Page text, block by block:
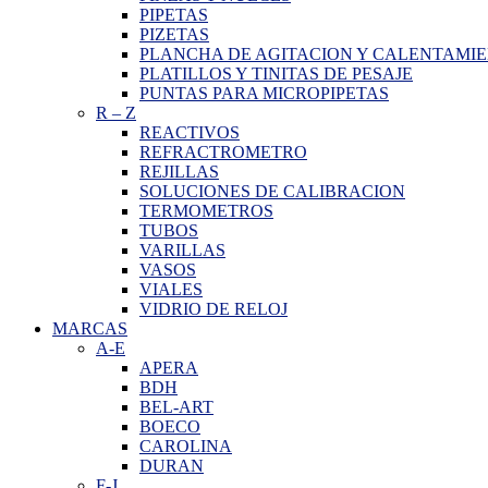
PIPETAS
PIZETAS
PLANCHA DE AGITACION Y
PLATILLOS Y TINITAS DE PESAJE
PUNTAS PARA MICROPIPETAS
R – Z
REACTIVOS
REFRACTROMETRO
REJILLAS
SOLUCIONES DE CALIBRACION
TERMOMETROS
TUBOS
VARILLAS
VASOS
VIALES
VIDRIO DE RELOJ
MARCAS
A-E
APERA
BDH
BEL-ART
BOECO
CAROLINA
DURAN